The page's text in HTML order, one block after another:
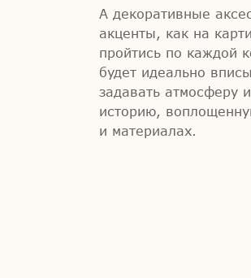
А декоративные
акценты, как на
пройтись по каждой
будет идеально
задавать атмосферу
историю,
и материалах.